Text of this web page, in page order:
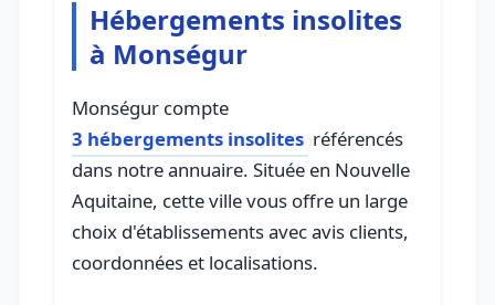
Hébergements insolites
à Monségur
Monségur compte
3 hébergements insolites référencés
dans notre annuaire. Située en Nouvelle
Aquitaine, cette ville vous offre un large
choix d'établissements avec avis clients,
coordonnées et localisations.